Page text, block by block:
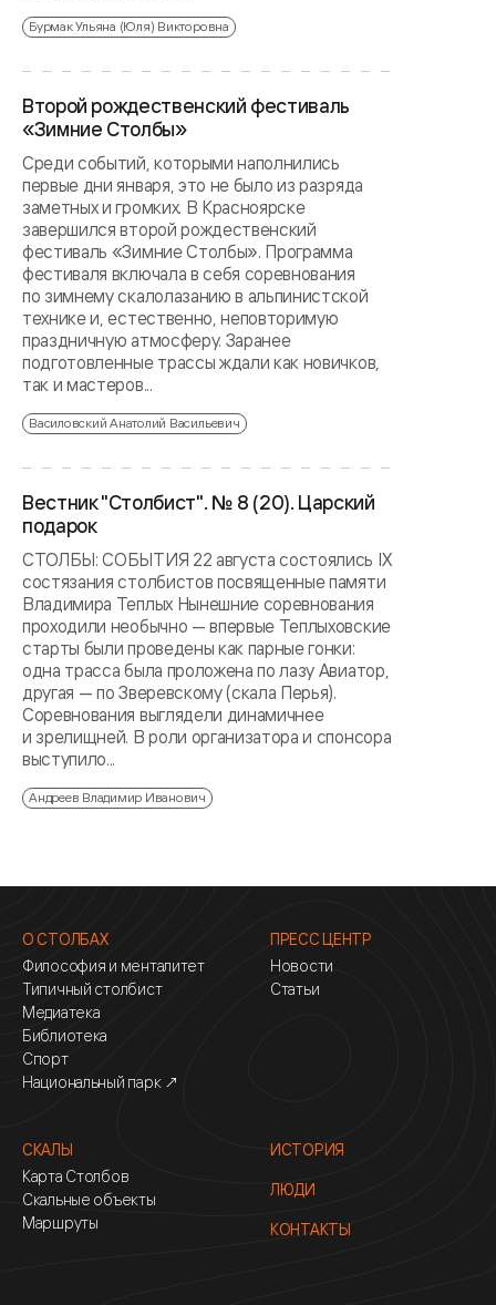
Бурмак Ульяна (Юля) Викторовна
Второй рождественский фестиваль
«Зимние Столбы»
Среди событий, которыми наполнились
первые дни января, это не было из разряда
заметных и громких. В Красноярске
завершился второй рождественский
фестиваль «Зимние Столбы». Программа
фестиваля включала в себя соревнования
по зимнему скалолазанию в альпинистской
технике и, естественно, неповторимую
праздничную атмосферу. Заранее
подготовленные трассы ждали как новичков,
так и мастеров...
Василовский Анатолий Васильевич
Вестник "Столбист". № 8 (20). Царский
подарок
СТОЛБЫ: СОБЫТИЯ 22 августа состоялись IX
состязания столбистов посвященные памяти
Владимира Теплых Нынешние соревнования
проходили необычно — впервые Теплыховские
старты были проведены как парные гонки:
одна трасса была проложена по лазу Авиатор,
другая — по Зверевскому (скала Перья).
Соревнования выглядели динамичнее
и зрелищней. В роли организатора и спонсора
выступило...
Андреев Владимир Иванович
О СТОЛБАХ
Философия и менталитет
Типичный столбист
Медиатека
Библиотека
Спорт
Национальный парк ↗
ПРЕСС ЦЕНТР
Новости
Статьи
СКАЛЫ
Карта Столбов
Скальные объекты
Маршруты
ИСТОРИЯ
ЛЮДИ
КОНТАКТЫ